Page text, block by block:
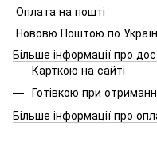
Оплата на пошті
Нововю Поштою по
Більше інформації про
Карткою на сайті
Готівкою при
Більше інформації про